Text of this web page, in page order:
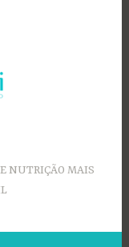
NUTRIÇÃO MAIS